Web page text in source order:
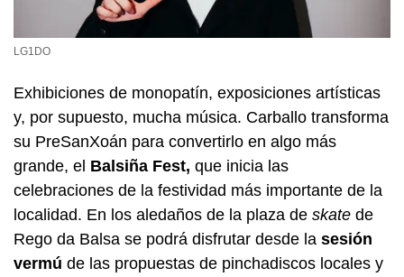
LG1DO
Exhibiciones de monopatín, exposiciones artísticas
y, por supuesto, mucha música. Carballo transforma
su PreSanXoán para convertirlo en algo más
grande, el Balsiña Fest, que inicia las
celebraciones de la festividad más importante de la
localidad. En los aledaños de la plaza de skate de
Rego da Balsa se podrá disfrutar desde la sesión
vermú de las propuestas de pinchadiscos locales y